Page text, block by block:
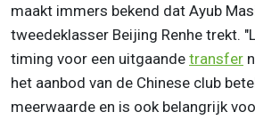
maakt immers bekend dat Ayub
tweedeklasser Beijing Renhe trekt.
timing voor een uitgaande transfer
het aanbod van de Chinese club
meerwaarde en is ook belangrijk